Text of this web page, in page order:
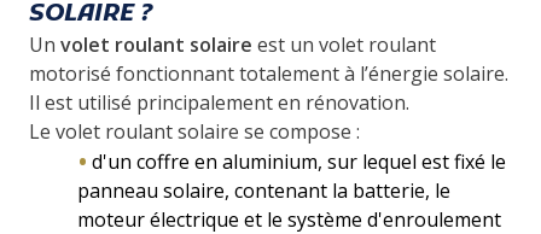
SOLAIRE ?
Un volet roulant solaire est un volet roulant
motorisé fonctionnant totalement à l’énergie solaire.
Il est utilisé principalement en rénovation.
Le volet roulant solaire se compose :
d'un coffre en aluminium, sur lequel est fixé le
panneau solaire, contenant la batterie, le
moteur électrique et le système d'enroulement